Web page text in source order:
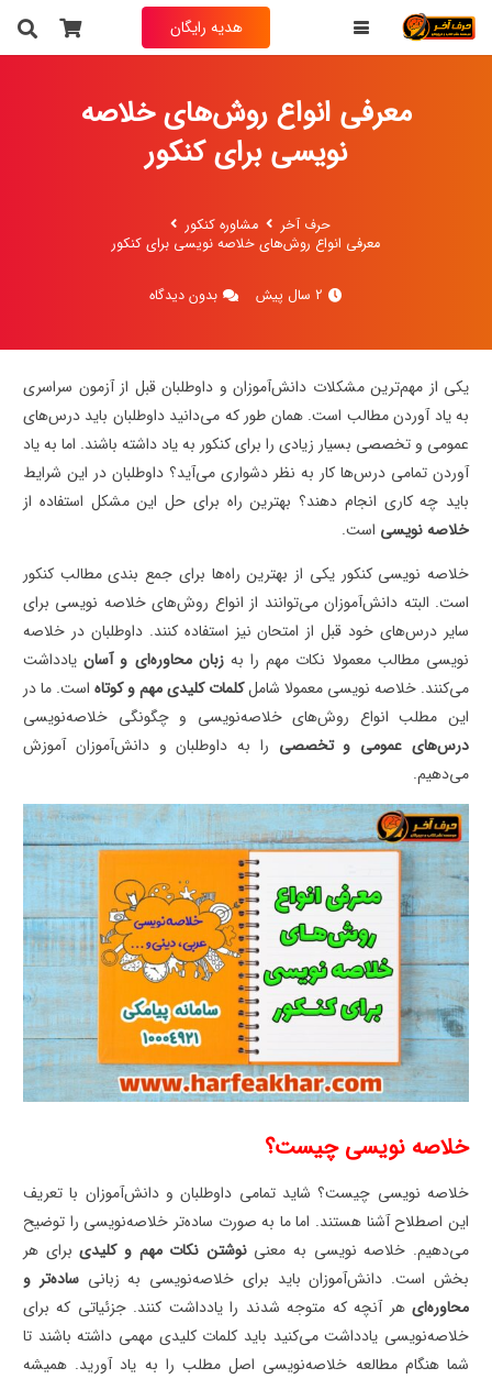
هدیه رایگان
معرفی انواع روش‌های خلاصه
نویسی برای کنکور
حرف آخر
مشاوره کنکور
معرفی انواع روش‌های خلاصه نویسی برای کنکور
2 سال پیش بدون دیدگاه
یکی از مهم‌ترین مشکلات دانش‌آموزان و داوطلبان قبل از آزمون سراسری
به یاد آوردن مطالب است. همان طور که می‌دانید داوطلبان باید درس‌های
عمومی و تخصصی بسیار زیادی را برای کنکور به یاد داشته باشند. اما به یاد
آوردن تمامی درس‌ها کار به نظر دشواری می‌آید؟ داوطلبان در این شرایط
باید چه کاری انجام دهند؟ بهترین راه برای حل این مشکل استفاده از
خلاصه نویسی است.
خلاصه نویسی کنکور یکی از بهترین راه‌ها برای جمع بندی مطالب کنکور
است. البته دانش‌آموزان می‌توانند از انواع روش‌های خلاصه نویسی برای
سایر درس‌های خود قبل از امتحان نیز استفاده کنند. داوطلبان در خلاصه
نویسی مطالب معمولا نکات مهم را به زبان محاوره‌ای و آسانیادداشت
می‌کنند. خلاصه نویسی معمولا شاملکلمات کلیدی مهم و کوتاه است. ما در
این مطلب انواع روش‌های خلاصه‌نویسی و چگونگی خلاصه‌نویسی
درس‌های عمومی و تخصصی را به داوطلبان و دانش‌آموزان آموزش
می‌دهیم.
خلاصه نویسی چیست؟
خلاصه نویسی چیست؟ شاید تمامی داوطلبان و دانش‌آموزان با تعریف
این اصطلاح آشنا هستند. اما ما به صورت ساده‌تر خلاصه‌نویسی را توضیح
می‌دهیم. خلاصه نویسی به معنینوشتن نکات مهم و کلیدیبرای هر
بخش است. دانش‌آموزان باید برای خلاصه‌نویسی به زبانیساده‌تر و
محاوره‌ای هر آنچه که متوجه شدند را یادداشت کنند. جزئیاتی که برای
خلاصه‌نویسی یادداشت می‌کنید باید کلمات کلیدی مهمی داشته باشند تا
شما هنگام مطالعه خلاصه‌نویسی اصل مطلب را به یاد آورید. همیشه
حرف آخر رو
رایگان دریافت کن